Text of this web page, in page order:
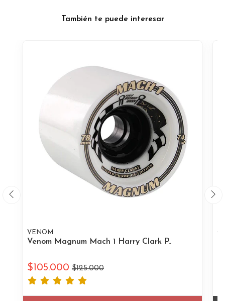
También te puede interesar
VENOM
Venom Magnum Mach 1 Harry Clark P..
$105.000 $125.000